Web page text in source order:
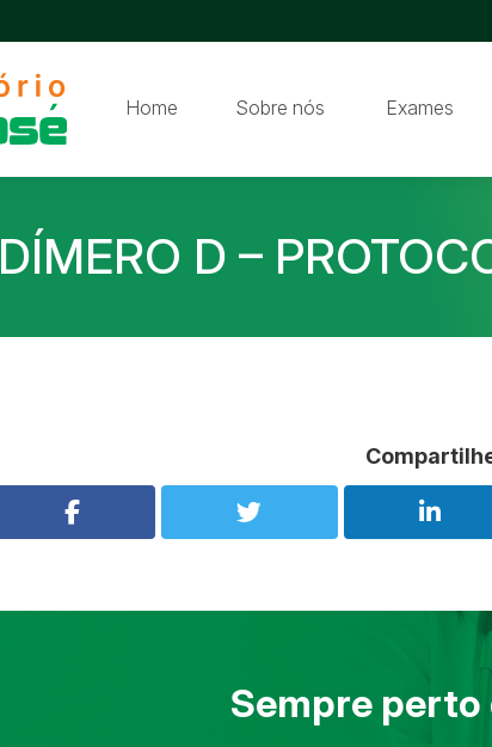
Home Sobre nós Exames
DÍMERO D –
Sempre perto